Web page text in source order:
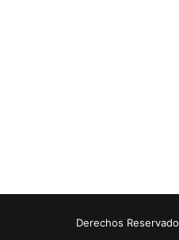
Derechos